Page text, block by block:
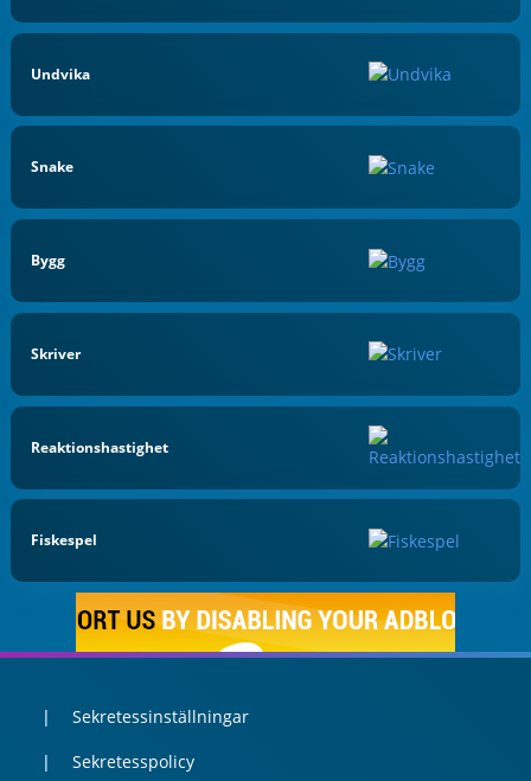
Undvika
Snake
Bygg
Skriver
Reaktionshastighet
Fiskespel
Sekretessinställningar
Sekretesspolicy